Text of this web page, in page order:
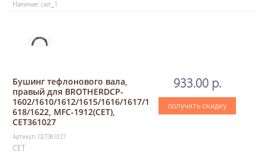
Наличие: скл_1
Бушинг тефлонового вала,
правый для BROTHERDCP-
1602/1610/1612/1615/1616/1617/1
618/1622, MFC-1912(CET),
CET361027
Артикул: CET361027
CET
933.00 р.
получить скидку